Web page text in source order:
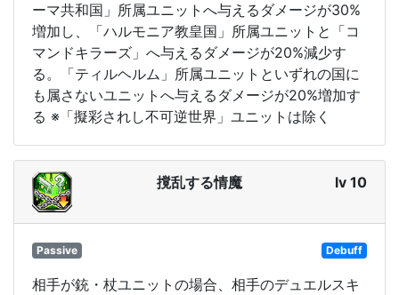
ーマ共和国」所属ユニットへ与えるダメージが30%
増加し、「ハルモニア教皇国」所属ユニットと「コ
マンドキラーズ」へ与えるダメージが20%減少す
る。「ティルヘルム」所属ユニットといずれの国に
も属さないユニットへ与えるダメージが20%増加す
る ※「擬彩されし不可逆世界」ユニットは除く
撹乱する情魔 lv 10
Passive Debuff
相手が銃・杖ユニットの場合、相手のデュエルスキ